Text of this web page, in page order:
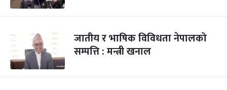
जातीय र भाषिक विविधता नेपालको
सम्पत्ति : मन्त्री खनाल